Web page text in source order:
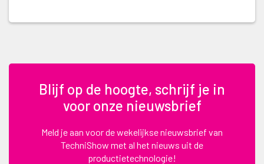
Blijf op de hoogte, schrijf je in
voor onze nieuwsbrief
Meld je aan voor de wekelijkse nieuwsbrief van
TechniShow met al het nieuws uit de
productietechnologie!